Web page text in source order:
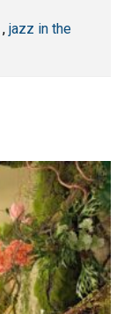
, jazz in the